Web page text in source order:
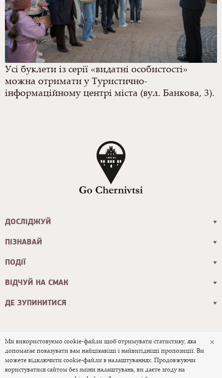
Усі буклети із серії «видатні особистості»
можна отримати у Туристично-
інформаційному центрі міста (вул. Банкова, 3).
ДОСЛІДЖУЙ
ПІЗНАВАЙ
ПОДІЇ
ВІДЧУЙ НА СМАК
ДЕ ЗУПИНИТИСЯ
© 2026 Офіційний туристичний сайт
міста Чернівці
×
Ми використовуємо cookie-файли щоб отримувати статистику, яка
допомагає показувати вам найцікавіші і найвигідніші пропозиції. Ви
можете відключити cookie-файли в налаштуваннях. Продовжуючи
користуватися сайтом без зміни налаштувань, ви даєте згоду на